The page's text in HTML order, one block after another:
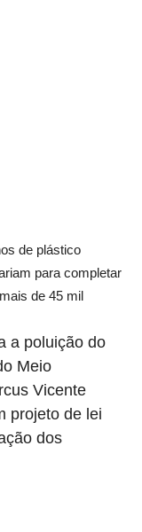
de plástico
para completar
de 45 mil
a poluição do
Meio
Vicente
projeto de lei
dos